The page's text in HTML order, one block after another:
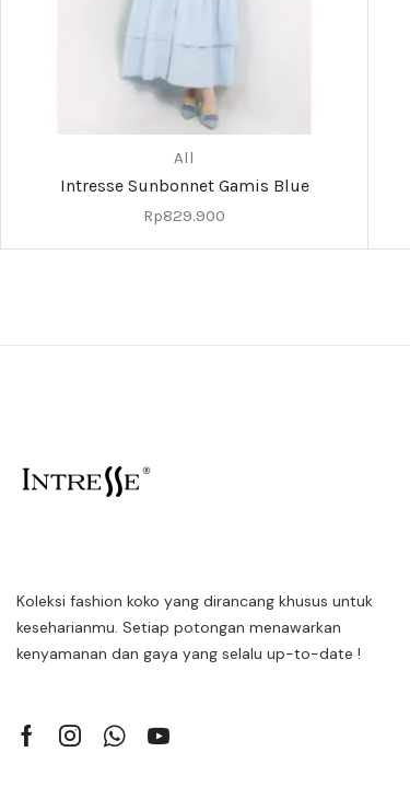
All
Intresse Sunbonnet Gamis Blue
Rp829.900
Koleksi fashion koko yang dirancang khusus untuk
keseharianmu. Setiap potongan menawarkan
kenyamanan dan gaya yang selalu up-to-date !